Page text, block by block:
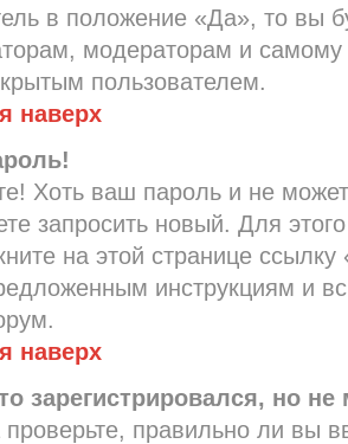
в положение «Да», то вы
модераторам и
пользователем.
наверх
Хоть ваш пароль и не
запросить новый. Для
на этой странице
инструкциям и
наверх
зарегистрировался, но не
правильно ли вы